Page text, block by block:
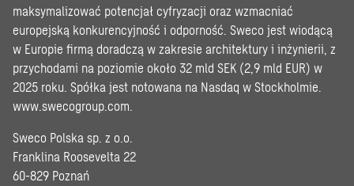
maksymalizować potencjał cyfryzacji oraz wzmacniać
europejską konkurencyjność i odporność. Sweco jest wiodącą
w Europie firmą doradczą w zakresie architektury i inżynierii, z
przychodami na poziomie około 32 mld SEK (2,9 mld EUR) w
2025 roku. Spółka jest notowana na Nasdaq w Stockholmie.
www.swecogroup.com
Sweco Polska sp. z o.o.
Franklina Roosevelta 22
60-829 Poznań